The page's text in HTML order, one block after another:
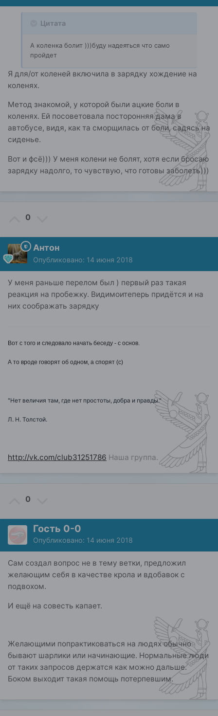
Цитата
А коленка болит )))буду надеяться что само
пройдет
Я для/от коленей включила в зарядку хождение на
коленях.
Метод знакомой, у которой были ацкие боли в
коленях. Ей посоветовала посторонняя дама в
автобусе, видя, как та сморщилась от боли, садясь на
сиденье.
Вот и фсё))) У меня колени не болят, хотя если бросаю
зарядку надолго, то чувствую, что готовы заболеть)))
0
Антон
Опубликовано: 14 июня 2018
У меня раньше перелом был ) первый раз такая
реакция на пробежку. Видимоитеперь придётся и на
них соображать зарядку
Вот с того и следовало начать беседу - с основ.
А то вроде говорят об одном, а спорят (с)
"Нет величия там, где нет простоты, добра и правды."
Л. Н. Толстой.
http://vk.com/club31251786 Наша группа.
0
Гость 0-0
Опубликовано: 14 июня 2018
Сам создал вопрос не в тему ветки, предложил
желающим себя в качестве крола и вдобавок с
подвохом.
И ещё на совесть капает.
Желающими попрактиковаться на людях обычно
бывают шарлики или начинающие. Нормальные люди
от таких запросов держатся как можно дальше.
Боком выходит такая помощь потерпевшим.